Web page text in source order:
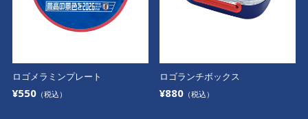
ロゴメラミンプレート
¥550（税込）
ロゴランチボックス
¥880 （税込）